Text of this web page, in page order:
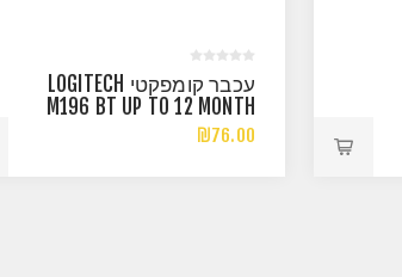
עכבר קומפקטי LOGITECH
M196 BT UP TO 12 MONTH
BATTERY GRAPHITE
₪76.00